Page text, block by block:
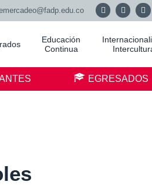
Educación
Continua
EGRESADOS